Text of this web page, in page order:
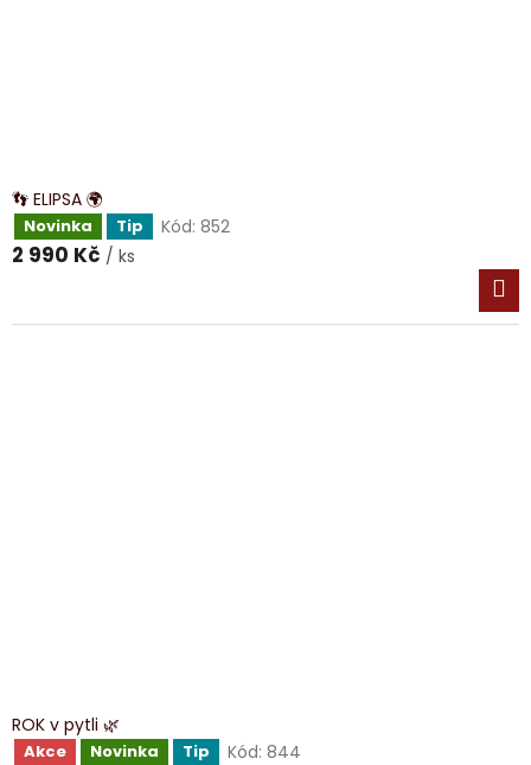
👣 ELIPSA 🌍
Novinka Tip Kód: 852
2 990 Kč / ks
ROK v pytli 🌿
Akce Novinka Tip Kód: 844